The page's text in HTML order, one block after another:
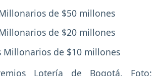
de $50 millones
de $20 millones
Millonarios de $10 millones